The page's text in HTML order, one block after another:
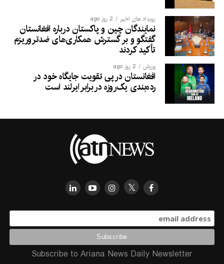
رویداد های اخیر 2 روز ago
نمایندگان چین و پاکستان درباره افغانستان
گفتگو و بر گسترش همکاری‌های ضدتروریزم
تأکید کردند
ورزش 2 روز ago
افغانستان در پی تقویت جایگاه خود در
رده‌بندی یک‌روزه در برابر ایرلند است
Subscribe to Ariana News Daily Newsletter